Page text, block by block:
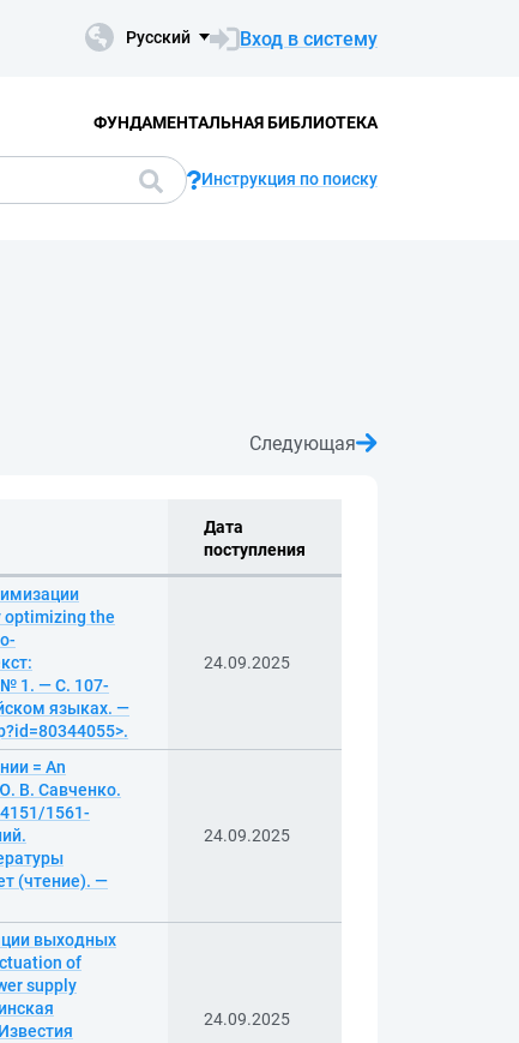
Русский Вход в систему
ФУНДАМЕНТАЛЬНАЯ БИБЛИОТЕКА
Инструкция по поиску
Следующая
Дата
поступления
optimizing the
№ 1. — С. 107-
языках. —
24.09.2025
= An
В. Савченко.
1561-
(чтение). —
24.09.2025
выходных
of
supply
24.09.2025